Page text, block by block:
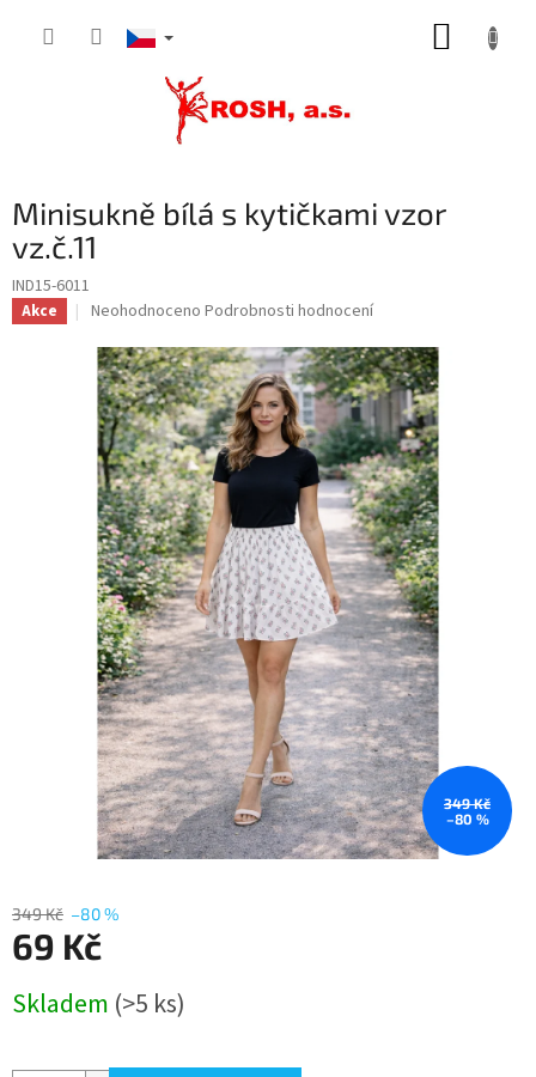
Minisukně bílá s kytičkami vzor
vz.č.11
IND15-6011
Akce
Průměrné
produktu
je
0,0
5
hvězdiček.
Neohodnoceno Podrobnosti hodnocení
349 Kč
–80 %
349 Kč –80 %
69 Kč
cena:
Skladem (>5 ks)